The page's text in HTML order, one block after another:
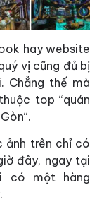
hay website
vị cũng đủ bị
Chẳng thế mà
top “quán
ảnh trên chỉ có
đây, ngay tại
có một hàng